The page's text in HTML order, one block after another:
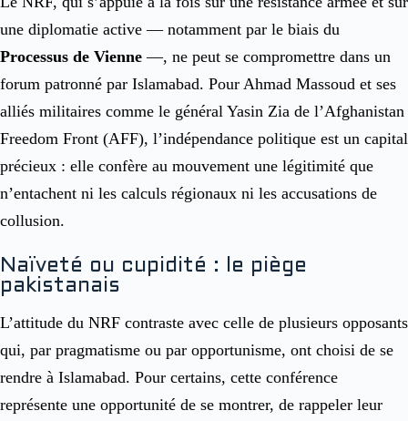
une diplomatie active — notamment par le biais du
Processus de Vienne —, ne peut se compromettre dans un
forum patronné par Islamabad. Pour Ahmad Massoud et ses
alliés militaires comme le général Yasin Zia de l’Afghanistan
Freedom Front (AFF), l’indépendance politique est un capital
précieux : elle confère au mouvement une légitimité que
n’entachent ni les calculs régionaux ni les accusations de
collusion.
Naïveté ou cupidité : le piège
pakistanais
L’attitude du NRF contraste avec celle de plusieurs opposants
qui, par pragmatisme ou par opportunisme, ont choisi de se
rendre à Islamabad. Pour certains, cette conférence
représente une opportunité de se montrer, de rappeler leur